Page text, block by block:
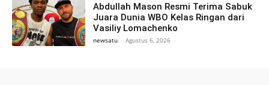
Abdullah Mason Resmi Terima Sabuk
Juara Dunia WBO Kelas Ringan dari
Vasiliy Lomachenko
newsatu - Agustus 6, 2026